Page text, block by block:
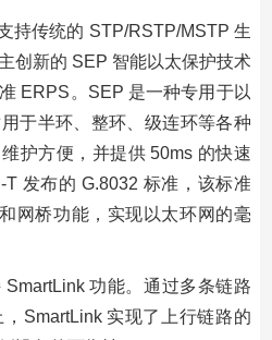
持传统的 STP/RSTP/MSTP 生
创新的 SEP 智能以太保护技术
ERPS。SEP 是一种专用于以
于半环、整环、级连环等各种
护方便，并提供 50ms 的快速
发布的 G.8032 标准，该标准
网桥功能，实现以太环网的毫
功能。通过多条链路
SmartLink 实现了上行链路的